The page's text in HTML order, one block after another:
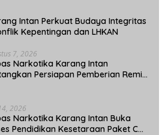
Intan Perkuat Budaya Integritas
Kepentingan dan LHKAN
7, 2026
Narkotika Karang Intan
Persiapan Pemberian Remisi
2026
Narkotika Karang Intan Buka
Pendidikan Kesetaraan Paket C